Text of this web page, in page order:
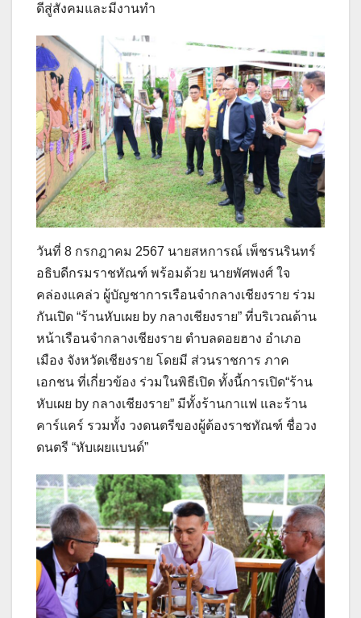
ดีสู่สังคมและมีงานทำ
วันที่ 8 กรกฎาคม 2567 นายสหการณ์ เพ็ชรนรินทร์
อธิบดีกรมราชทัณฑ์ พร้อมด้วย นายพัศพงศ์ ใจ
คล่องแคล่ว ผู้บัญชาการเรือนจำกลางเชียงราย ร่วม
กันเปิด “ร้านหับเผย by กลางเชียงราย” ที่บริเวณด้าน
หน้าเรือนจำกลางเชียงราย ตำบลดอยฮาง อำเภอ
เมือง จังหวัดเชียงราย โดยมี ส่วนราชการ ภาค
เอกชน ที่เกี่ยวข้อง ร่วมในพิธีเปิด ทั้งนี้การเปิด“ร้าน
หับเผย by กลางเชียงราย” มีทั้งร้านกาแฟ และร้าน
คาร์แคร์ รวมทั้ง วงดนตรีของผู้ต้องราชทัณฑ์ ชื่อวง
ดนตรี “หับเผยแบนด์”